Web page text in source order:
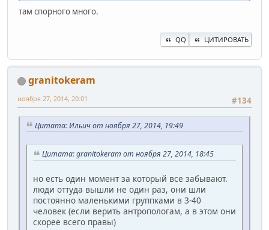
там спорного много.
QQ ЦИТИРОВАТЬ
granitokeram
#134
ноября 27, 2014, 20:01
Цитата: Ильич от ноября 27, 2014, 19:49
Цитата: granitokeram от ноября 27, 2014, 18:45
но есть один момент за который все забывают.
люди оттуда вышли не один раз, они шли
постоянно маленькими группками в 3-40
человек (если верить антропологам, а в этом они
скорее всего правы)